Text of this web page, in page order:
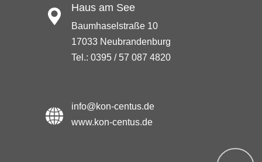
Haus am See
Baumhaselstraße 10
17033 Neubrandenburg
Tel.: 0395 / 57 087 4820
info@kon-centus.de
www.kon-centus.de